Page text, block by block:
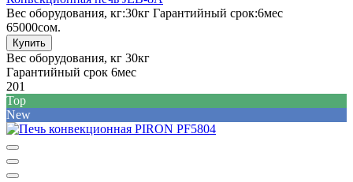
Вес оборудования, кг:30кг Гарантийный срок:6мес
65000сом.
Купить
Вес оборудования, кг 30кг
Гарантийный срок 6мес
201
Top
New